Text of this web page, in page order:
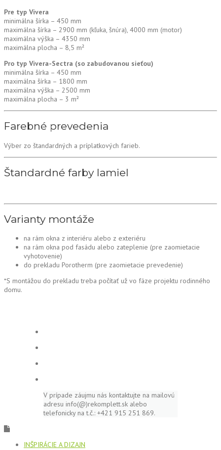
Pre typ Vivera
minimálna šírka – 450 mm
maximálna šírka – 2900 mm (kľuka, šnúra), 4000 mm (motor)
maximálna výška – 4350 mm
maximálna plocha – 8,5 m²
Pro typ Vivera-Sectra (so zabudovanou sieťou)
minimálna šírka – 450 mm
maximálna šírka – 1800 mm
maximálna výška – 2500 mm
maximálna plocha – 3 m²
Farebné prevedenia
Výber zo štandardných a príplatkových farieb.
Štandardné farby lamiel
Varianty montáže
na rám okna z interiéru alebo z exteriéru
na rám okna pod fasádu alebo zateplenie (pre zaomietacie
vyhotovenie)
do prekladu Porotherm (pre zaomietacie prevedenie)
*S montážou do prekladu treba počítať už vo fáze projektu rodinného
domu.
V prípade záujmu nás kontaktujte na mailovú
adresu info(@)rekomplett.sk alebo
telefonicky na t.č.: +421 915 251 869.
INŠPIRÁCIE A DIZAJN